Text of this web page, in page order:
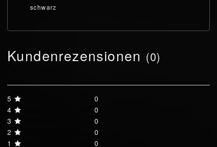
schwarz
Kundenrezensionen (0)
5
0
4
0
3
0
2
0
1
0